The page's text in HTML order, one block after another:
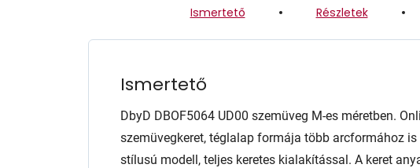
Ismertető Részletek
Ismertető
DbyD DBOF5064 UD00 szemüveg M-es méretben.
szemüvegkeret, téglalap formája több arcformához
stílusú modell, teljes keretes kialakítással. A keret